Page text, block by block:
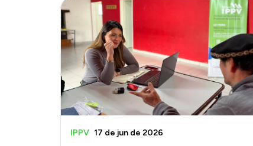
IPPV 17 de jun de 2026